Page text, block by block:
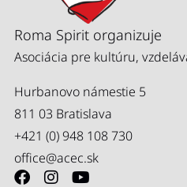
Roma Spirit organizuje
Asociácia pre kultúru,
Hurbanovo námestie 5
811 03 Bratislava
+421 (0) 948 108 730
office@acec.sk